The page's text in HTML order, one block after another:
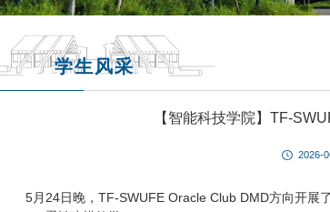
学生风采
【智能科技学院】TF-
2026-
5月24日晚，TF-SWUFE Oracle Club DMD方向开展